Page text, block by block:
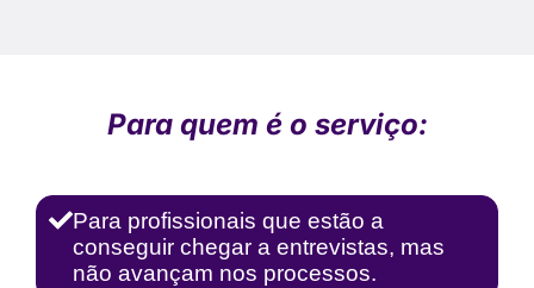
Para quem é o serviço:
Para profissionais que estão a
conseguir chegar a entrevistas, mas
não avançam nos processos.